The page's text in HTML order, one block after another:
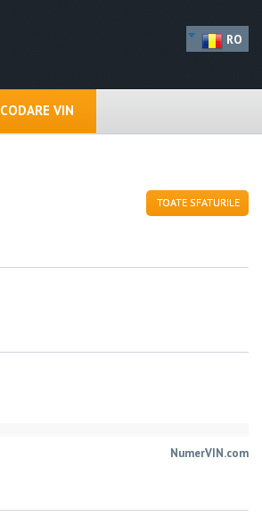
RO
VIN
TOATE SFATURILE
NumerVIN.com